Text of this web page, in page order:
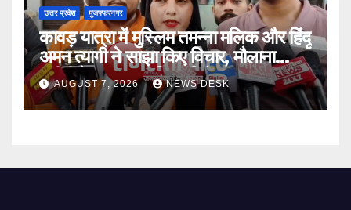
उत्तर प्रदेश मुजफ्फरनगर
कावड़ यात्रा में मुस्लिम तमन्ना मलिक और हिंदू
अमन त्यागी ने साझा किए विचार, मौलाना
रशीदी के बयान का किया विरोध
AUGUST 7, 2026 NEWS DESK